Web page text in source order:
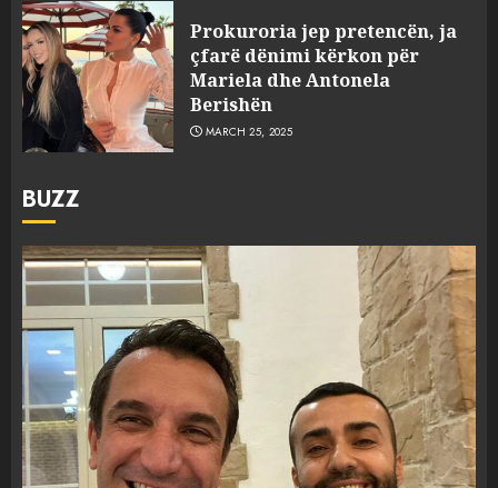
Prokuroria jep pretencën, ja
çfarë dënimi kërkon për
Mariela dhe Antonela
Berishën
MARCH 25, 2025
BUZZ